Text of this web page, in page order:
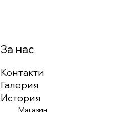
За нас
Контакти
Галерия
История
Магазин